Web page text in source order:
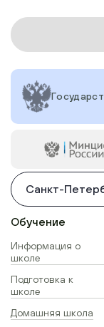
Санкт-
Обучение
Информация о
школе
Подготовка к
школе
Домашняя школа